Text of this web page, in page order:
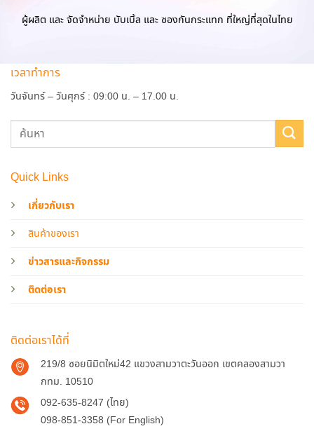
ผู้ผลิต และ จัดจำหน่าย บับเบิ้ล และ ซองกันกระแทก ที่ใหญ่ที่สุดในไทย
Quick Links
เกี่ยวกับเรา
สินค้าของเรา
ข่าวสารและกิจกรรม
ติดต่อเรา
ติดต่อเราได้ที่
219/8 ซอยนิมิตใหม่42 แขวงสามวาตะวันออก เขตคลองสามวา
กทม. 10510
092-635-8247 (ไทย)
098-851-3358 (For English)
เวลาทำการ
วันจันทร์ – วันศุกร์ : 09:00 น. – 17.00 น.